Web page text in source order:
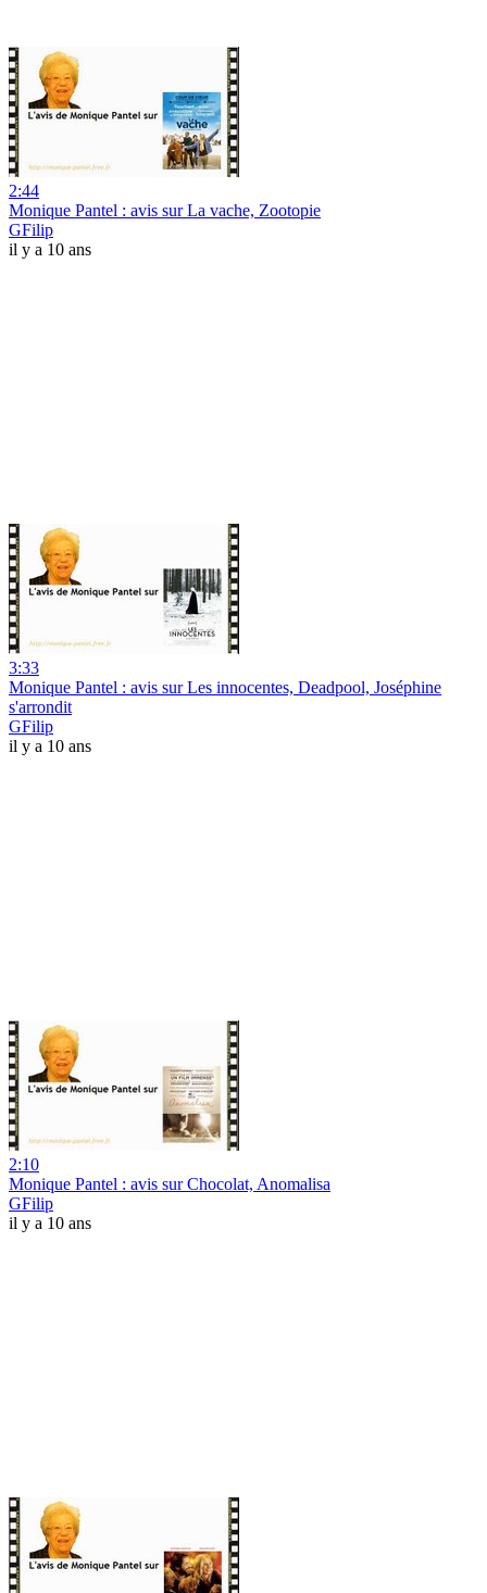
2:44
Monique Pantel : avis sur La vache, Zootopie
GFilip
il y a 10 ans
3:33
Monique Pantel : avis sur Les innocentes, Deadpool, Joséphine
s'arrondit
GFilip
il y a 10 ans
2:10
Monique Pantel : avis sur Chocolat, Anomalisa
GFilip
il y a 10 ans